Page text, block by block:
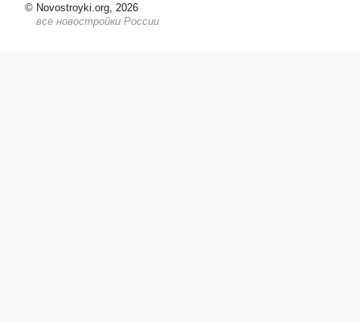
© Novostroyki.org, 2026
все новостройки России